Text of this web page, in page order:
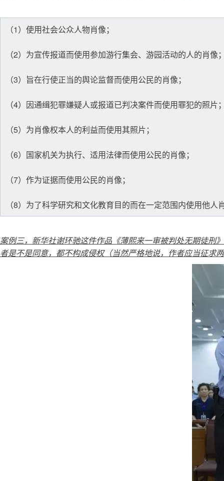
（1）使用社会公众人物肖像；
（2）为宣传报道而使用参加游行集会、游园活动的人的肖像
（3）旨在行使正当的舆论监督而使用公民的肖像；
（4）因通缉犯罪嫌疑人或报道已判决案件而使用罪犯的照片
（5）为肖像权本人的利益而使用其照片；
（6）国家机关为执行、适用法律而使用公民的肖像；
（7）作为证据而使用公民的肖像；
（8）为了科学研究和文化教育目的而在一定范围内使用他人
案例三，新华社谢环驰这件作品《薄熙来一审被判处无期徒刑
者是不是同意，都不构成侵权（当然严格地说，作者应当征求